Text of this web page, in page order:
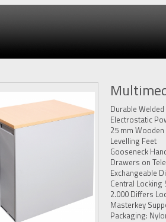
Durable
Electrostatic
25 mm Wooden
Levelling Feet
Gooseneck
Drawers on
Exchangeable
Central Locking
2.000 Differs
Masterkey
Packaging: